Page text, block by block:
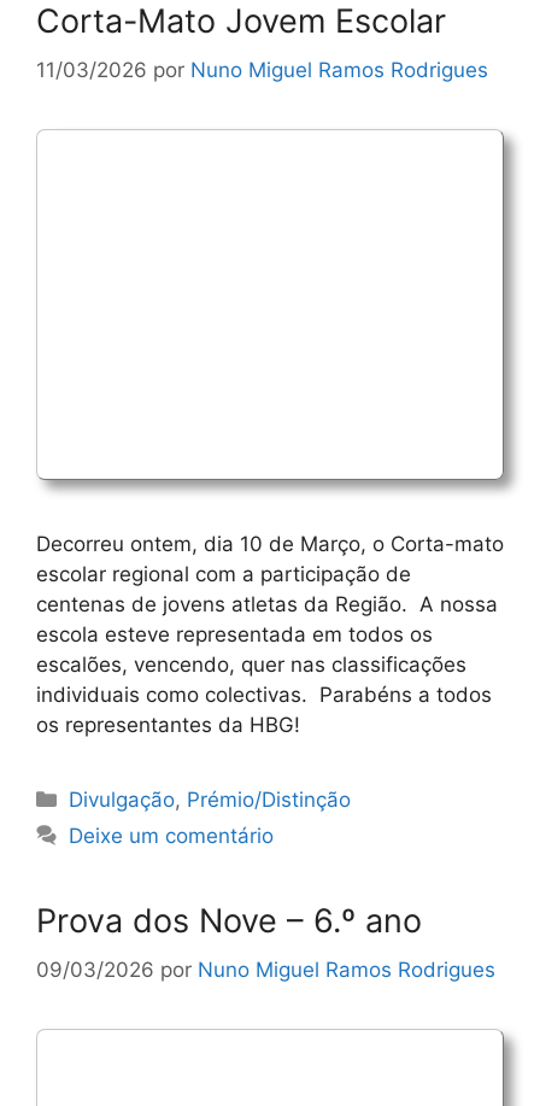
Corta-Mato Jovem Escolar
11/03/2026 por Nuno Miguel Ramos Rodrigues
Decorreu ontem, dia 10 de Março, o Corta-mato
escolar regional com a participação de
centenas de jovens atletas da Região. A nossa
escola esteve representada em todos os
escalões, vencendo, quer nas classificações
individuais como colectivas. Parabéns a todos
os representantes da HBG!
Categorias
Divulgação, Prémio/Distinção
Deixe um comentário
Prova dos Nove – 6.º ano
09/03/2026 por Nuno Miguel Ramos Rodrigues